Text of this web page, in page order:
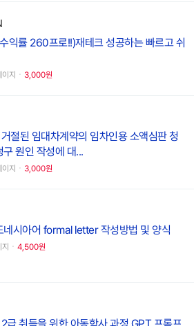
익률 260프로!!)재테크 성공하는 빠르고 쉬
지ㆍ 3,000원
절된 임대차계약의 임차인용 소액심판 청
구 원인 작성에 대...
지ㆍ 3,000원
네시아어 formal letter 작성방법 및 양식
ㆍ 4,500원